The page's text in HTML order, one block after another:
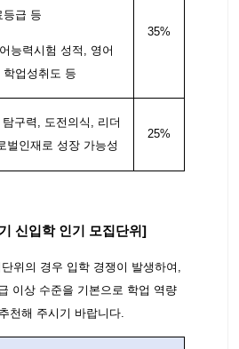
등급 등
능력시험 성적, 영어
학업성취도 등
35%
구력, 도전의식, 리더
벌인재로 성장 가능성
25%
신입학 인기 모집단위]
위의 경우 입학 경쟁이 발생하여,
이상 수준을 기본으로 학업 역량
천해 주시기 바랍니다.